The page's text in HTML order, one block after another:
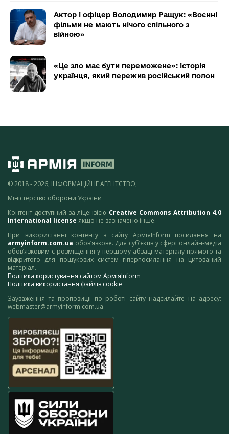
Актор і офіцер Володимир Ращук: «Воєнні
фільми не мають нічого спільного з
війною»
«Це зло має бути переможене»: історія
українця, який пережив російський полон
© 2018 - 2026, ІНФОРМАЦІЙНЕ АГЕНТСТВО,
Міністерство оборони України
Контент доступний за ліцензією Creative Commons Attribution 4.0
International license якщо не зазначено інше.
При використанні контенту з сайту АрміяInform посилання на
armyinform.com.ua обов’язкове. Для суб’єктів у сфері онлайн-медіа
обов’язковим є розміщення у першому абзаці матеріалу прямого та
відкритого для пошукових систем гіперпосилання на цитований
матеріал.
Політика користування сайтом АрміяInform
Політика використання файлів cookie
Зауваження та пропозиції по роботі сайту надсилайте на адресу:
webmaster@armyinform.com.ua